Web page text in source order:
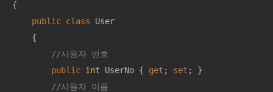
{
public class
User
    {
//사용자 번호
public int UserNo { get ; set ; }
//사용자 이름